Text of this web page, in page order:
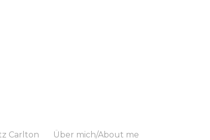
Carlton Über mich/About me